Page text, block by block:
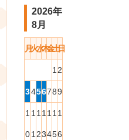
2026年
8月
月火水木金土日
1 2
3456789
1
0
1
1
1
2
1
3
1
4
1
5
1
6